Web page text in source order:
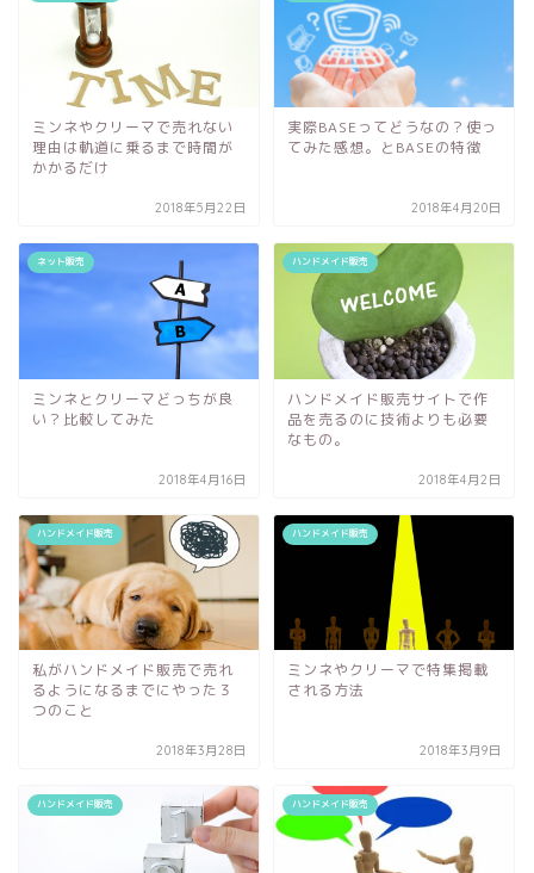
ミンネやクリーマで売れない
理由は軌道に乗るまで時間が
かかるだけ
2018年5月22日
実際BASEってどうなの？使っ
てみた感想。とBASEの特徴
2018年4月20日
ネット販売
ミンネとクリーマどっちが良
い？比較してみた
2018年4月16日
ハンドメイド販売
ハンドメイド販売サイトで作
品を売るのに技術よりも必要
なもの。
2018年4月2日
ハンドメイド販売
私がハンドメイド販売で売れ
るようになるまでにやった３
つのこと
2018年3月28日
ハンドメイド販売
ミンネやクリーマで特集掲載
される方法
2018年3月9日
ハンドメイド販売 ハンドメイド販売